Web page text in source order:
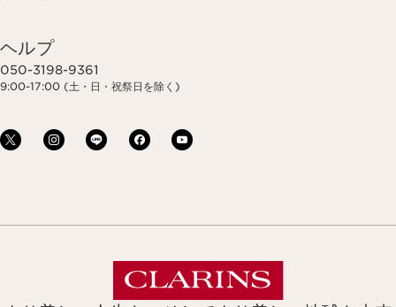
ヘルプ
050-3198-9361
9:00-17:00 (土・日・祝祭日を除く)